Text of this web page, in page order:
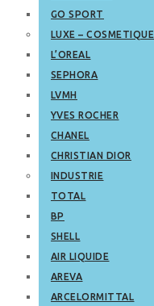
GO SPORT
LUXE – COSMETIQUE
L’OREAL
SEPHORA
LVMH
YVES ROCHER
CHANEL
CHRISTIAN DIOR
INDUSTRIE
TOTAL
BP
SHELL
AIR LIQUIDE
AREVA
ARCELORMITTAL